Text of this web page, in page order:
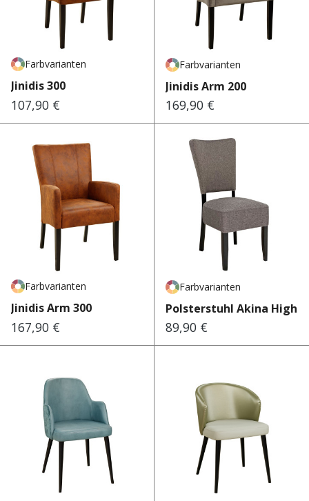
Farbvarianten
Jinidis 300
Regulärer Preis:
107,90 €
Farbvarianten
Jinidis Arm 200
Regulärer Preis:
169,90 €
Farbvarianten
Jinidis Arm 300
Regulärer Preis:
167,90 €
Farbvarianten
Polsterstuhl Akina High
Regulärer Preis:
89,90 €